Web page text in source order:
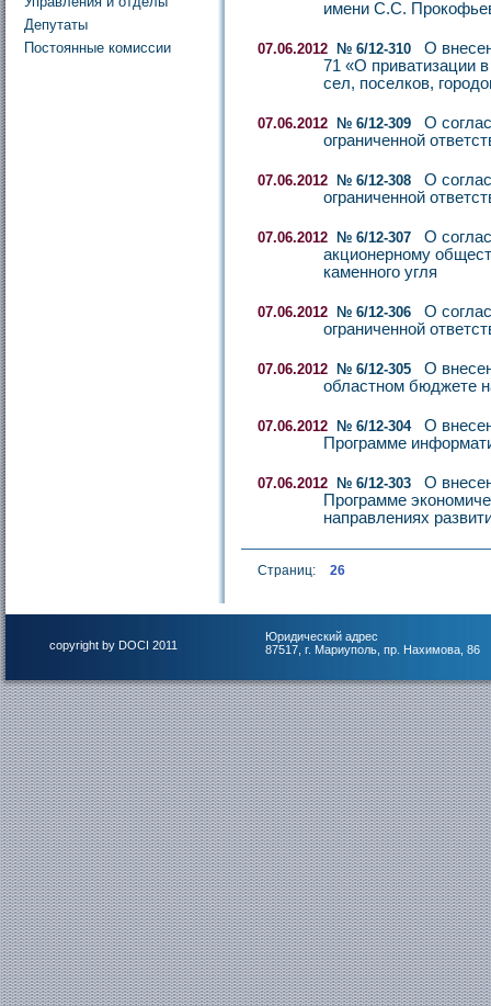
Депутаты
Постоянные комиссии
имени С.С.
07.06.2012 № 6/12-310
О
71 «О приватизации
сел, поселков,
07.06.2012 № 6/12-309
О
ограниченной
07.06.2012 № 6/12-308
О
ограниченной
07.06.2012 № 6/12-307
О
акционерному
каменного угля
07.06.2012 № 6/12-306
О
ограниченной
07.06.2012 № 6/12-305
О
областном бюджете
07.06.2012 № 6/12-304
О
Программе
07.06.2012 № 6/12-303
О
Программе
направлениях
Страниц: 26
copyright by DOCI 2011
Юридический адрес
87517, г. Мариуполь, пр. Нахимова, 86